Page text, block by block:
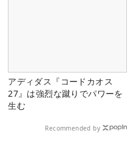
アディダス『コードカオス
27』は強烈な蹴りでパワーを
生む
Recommended by